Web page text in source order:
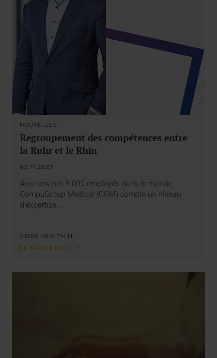
NOUVELLES
Regroupement des compétences entre
la Ruhr et le Rhin
02.11.2021
Avec environ 8 000 employés dans le monde,
CompuGroup Medical (CGM) compte un niveau
d’expertise…
VISUS HEALTH IT
EN SAVOIR PLUS